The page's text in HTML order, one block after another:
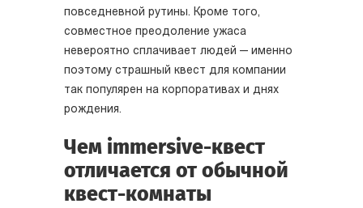
повседневной рутины. Кроме того,
совместное преодоление ужаса
невероятно сплачивает людей — именно
поэтому страшный квест для компании
так популярен на корпоративах и днях
рождения.
Чем immersive-квест
отличается от обычной
квест-комнаты